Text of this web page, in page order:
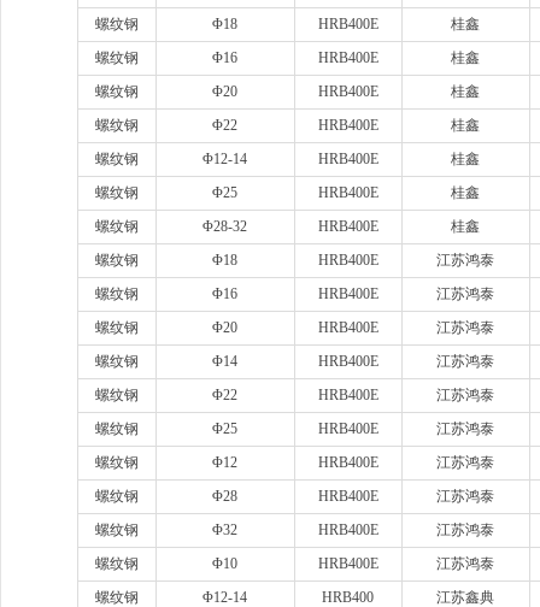
螺纹钢
Φ18 HRB400E
桂鑫
螺纹钢
Φ16 HRB400E
桂鑫
螺纹钢
Φ20 HRB400E
桂鑫
螺纹钢
Φ22 HRB400E
桂鑫
螺纹钢
Φ12-14 HRB400E
桂鑫
螺纹钢
Φ25 HRB400E
桂鑫
螺纹钢
Φ28-32 HRB400E
桂鑫
螺纹钢
Φ18 HRB400E
江苏鸿泰
螺纹钢
Φ16 HRB400E
江苏鸿泰
螺纹钢
Φ20 HRB400E
江苏鸿泰
螺纹钢
Φ14 HRB400E
江苏鸿泰
螺纹钢
Φ22 HRB400E
江苏鸿泰
螺纹钢
Φ25 HRB400E
江苏鸿泰
螺纹钢
Φ12 HRB400E
江苏鸿泰
螺纹钢
Φ28 HRB400E
江苏鸿泰
螺纹钢
Φ32 HRB400E
江苏鸿泰
螺纹钢
Φ10 HRB400E
江苏鸿泰
螺纹钢
Φ12-14 HRB400
江苏鑫典